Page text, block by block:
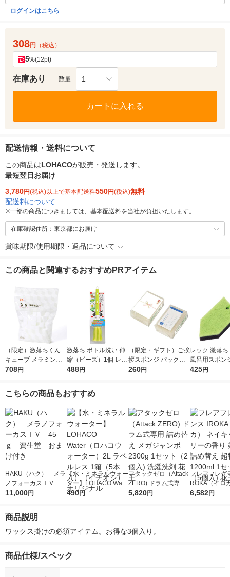
ログインはこちら
308円 （税込）
5%(12pt)
在庫あり 数量 1
カートに入れる
配送情報・送料について
この商品はLOHACOが販売・発送します。
最短翌日お届け
3,780円(税込)以上で基本配送料550円(税込)無料
配送料について
※一部の商品につきましては、基本配送料を当社が負担いたします。
在庫確認住所：東京都にお届け
賞味期限/使用期限・返品について
この商品と関連するおすすめPRアイテム
（限定）激落ちくん
キューブ メラミンス
ポンジ 大容量 1パッ
オリジナル
708円
激落ち ボトル洗い 伸
縮（ビーズ）1個 レッ
ク
488円
（限定・ギフト）ご挨
拶スポンジ パックス
ナチュロン キッチン
260円
レック 激落
風呂用スポン
取りバスクリ
425円
こちらの商品もおすすめ
HAKU（ハク） メラ
ノフォーカスＩＶ 4
5ｇ 資生堂 おまけ
11,000円
【水・ミネラルウォー
ター】LOHACO Wate
r（ロハコウォータ
490円
アタックゼロ（Attack
ZERO) ドラム式専用
詰め替え メガジャン
5,820円
フレアフレグ
ROKA（イロ
イキッドリリ
6,582円
商品説明
ワックス掛けの必須アイテム。お得な3個入り。
商品仕様/スペック